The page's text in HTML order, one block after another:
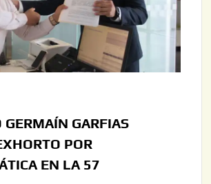
GERMAÍN GARFIAS
POR
EN LA 57